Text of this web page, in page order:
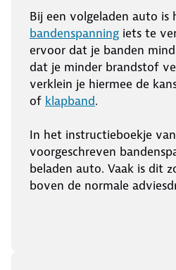
Bij een volgeladen auto is
bandenspanning iets te
ervoor dat je banden
dat je minder brandstof
verklein je hiermee de
of klapband.
In het instructieboekje
voorgeschreven
beladen auto. Vaak is dit
boven de normale